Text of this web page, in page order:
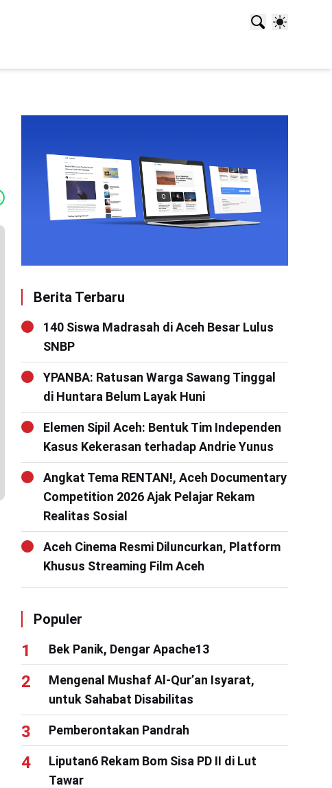
Berita Terbaru
140 Siswa Madrasah di Aceh Besar Lulus
SNBP
YPANBA: Ratusan Warga Sawang Tinggal
di Huntara Belum Layak Huni
Elemen Sipil Aceh: Bentuk Tim Independen
Kasus Kekerasan terhadap Andrie Yunus
Angkat Tema RENTAN!, Aceh Documentary
Competition 2026 Ajak Pelajar Rekam
Realitas Sosial
Aceh Cinema Resmi Diluncurkan, Platform
Khusus Streaming Film Aceh
Populer
Bek Panik, Dengar Apache13
Mengenal Mushaf Al-Qur’an Isyarat,
untuk Sahabat Disabilitas
Pemberontakan Pandrah
Liputan6 Rekam Bom Sisa PD II di Lut
Tawar